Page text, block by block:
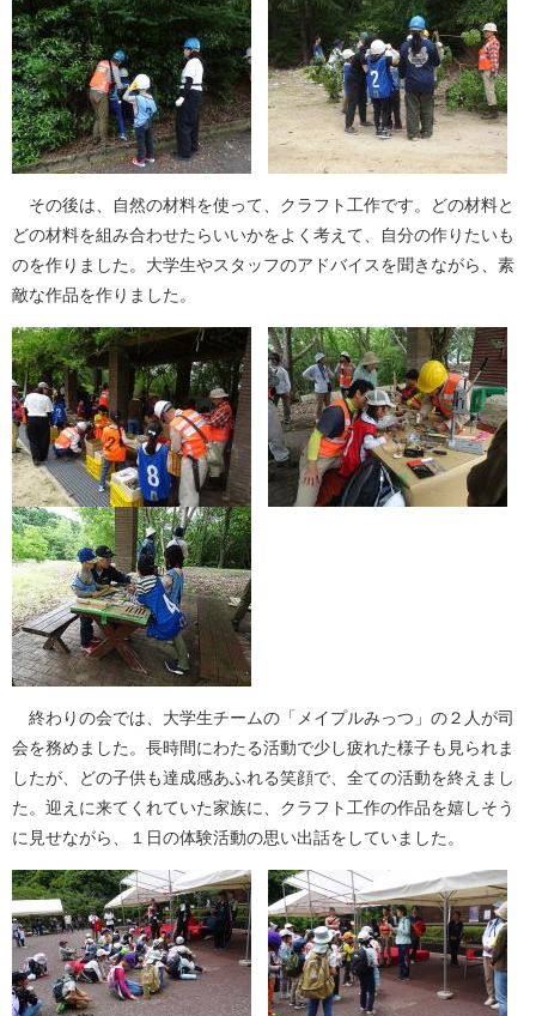
その後は、自然の材料を使って、クラフト工作です。どの材料と
どの材料を組み合わせたらいいかをよく考えて、自分の作りたいも
のを作りました。大学生やスタッフのアドバイスを聞きながら、素
敵な作品を作りました。
終わりの会では、大学生チームの「メイプルみっつ」の２人が司
会を務めました。長時間にわたる活動で少し疲れた様子も見られま
したが、どの子供も達成感あふれる笑顔で、全ての活動を終えまし
た。迎えに来てくれていた家族に、クラフト工作の作品を嬉しそう
に見せながら、１日の体験活動の思い出話をしていました。